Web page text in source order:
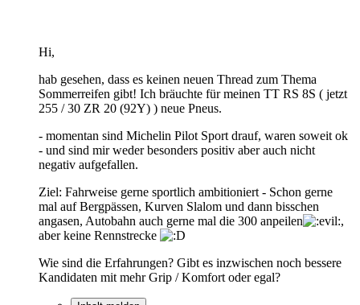
Hi,
hab gesehen, dass es keinen neuen Thread zum Thema
Sommerreifen gibt! Ich bräuchte für meinen TT RS 8S ( jetzt
255 / 30 ZR 20 (92Y) ) neue Pneus.
- momentan sind Michelin Pilot Sport drauf, waren soweit ok
- und sind mir weder besonders positiv aber auch nicht
negativ aufgefallen.
Ziel: Fahrweise gerne sportlich ambitioniert - Schon gerne
mal auf Bergpässen, Kurven Slalom und dann bisschen
angasen, Autobahn auch gerne mal die 300 anpeilen
,
aber keine Rennstrecke
Wie sind die Erfahrungen? Gibt es inzwischen noch bessere
Kandidaten mit mehr Grip / Komfort oder egal?